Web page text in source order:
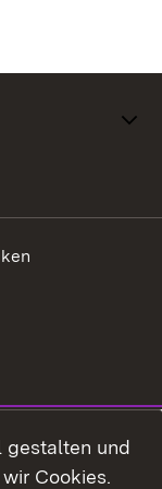
gestalten und
Cookies.